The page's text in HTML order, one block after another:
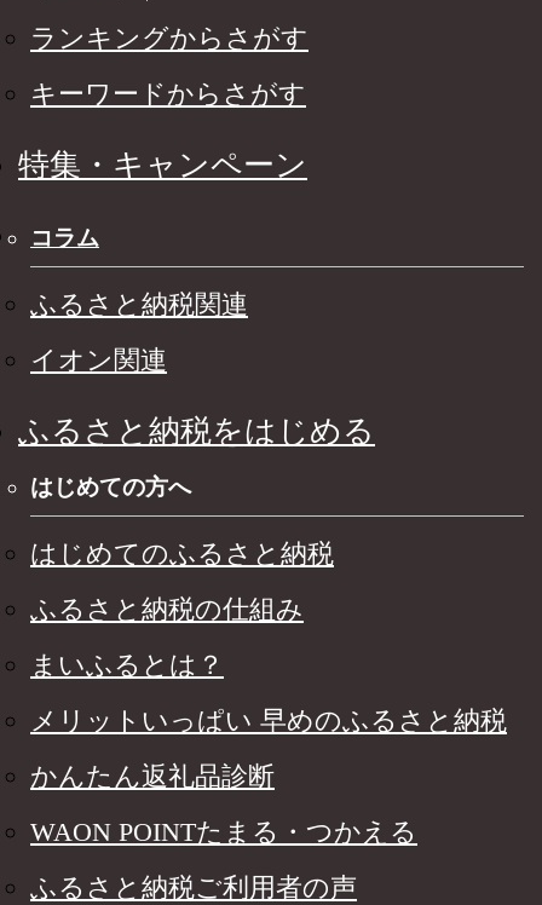
ランキングからさがす
キーワードからさがす
特集・キャンペーン
コラム
ふるさと納税関連
イオン関連
ふるさと納税をはじめる
はじめての方へ
はじめてのふるさと納税
ふるさと納税の仕組み
まいふるとは？
メリットいっぱい 早めのふるさと納税
かんたん返礼品診断
WAON POINTたまる・つかえる
ふるさと納税ご利用者の声